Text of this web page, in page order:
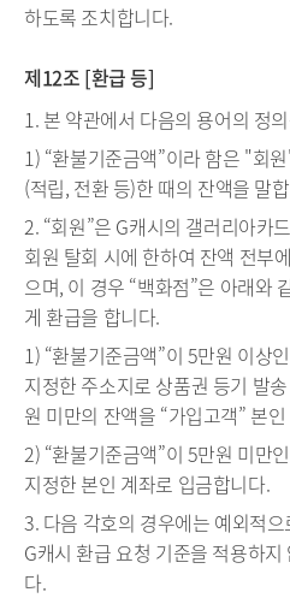
하도록 조치합니다.
제12조 [환급 등]
1. 본 약관에서 다음의 용어의 정
1) “환불기준금액”이라 함은 "회
(적립, 전환 등)한 때의 잔액을 말
2. “회원”은 G캐시의 갤러리아카
회원 탈회 시에 한하여 잔액 전부
으며, 이 경우 “백화점”은 아래와
게 환급을 합니다.
1) “환불기준금액”이 5만원 이상
지정한 주소지로 상품권 등기 발
원 미만의 잔액을 “가입고객” 본
2) “환불기준금액”이 5만원 미만
지정한 본인 계좌로 입금합니다.
3. 다음 각호의 경우에는 예외적
G캐시 환급 요청 기준을 적용하
다.